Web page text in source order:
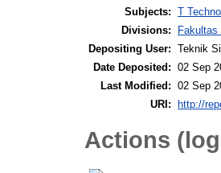
Subjects: T
Divisions:
Depositing User: Teknik
Date Deposited: 02 Sep
Last Modified: 02 Sep
URI:
http://
Actions